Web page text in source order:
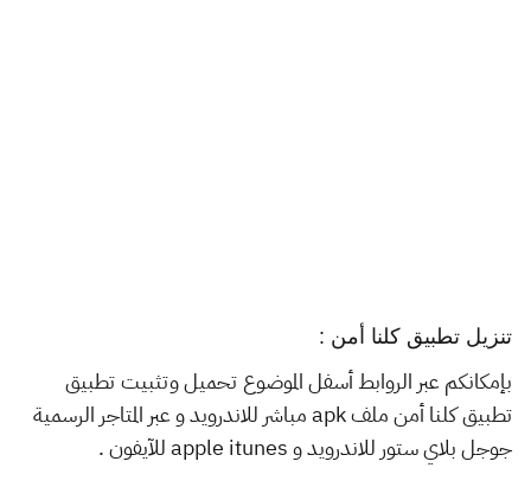
تنزيل تطبيق كلنا أمن :
بإمكانكم عبر الروابط أسفل الموضوع تحميل وتثبيت تطبيق
تطبيق كلنا أمن ملف apk مباشر للاندرويد و عبر المتاجر الرسمية
جوجل بلاي ستور للاندرويد و apple itunes للآيفون .